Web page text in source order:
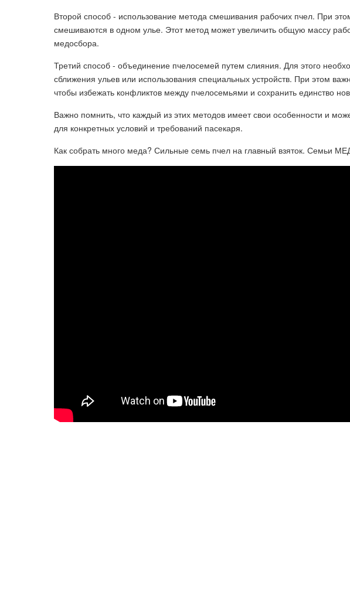
Второй способ - использование метода смешивания рабочих пчел. При
смешиваются в одном улье. Этот метод может увеличить общую массу
медосбора.
Третий способ - объединение пчелосемей путем слияния. Для этого
сближения ульев или использования специальных устройств. При этом
чтобы избежать конфликтов между пчелосемьями и сохранить единство
Важно помнить, что каждый из этих методов имеет свои особенности и
для конкретных условий и требований пасекаря.
Как собрать много меда? Сильные семь пчел на главный взяток. Семьи